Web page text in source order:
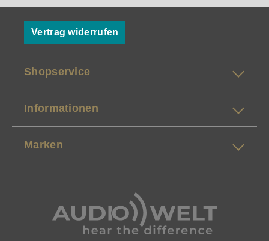
Vertrag widerrufen
Shopservice
Informationen
Marken